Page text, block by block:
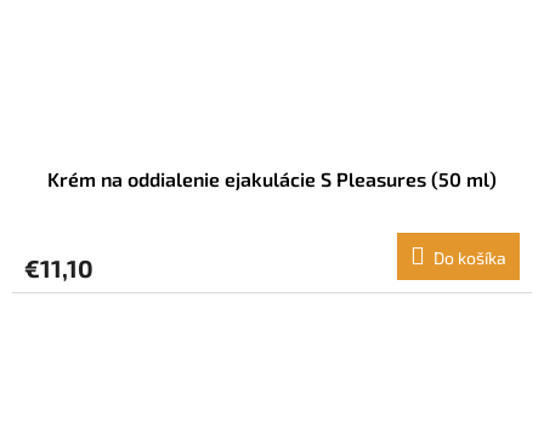
Krém na oddialenie ejakulácie S Pleasures (50 ml)
€11,10 Do košíka